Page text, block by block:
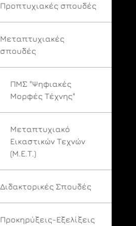
Προπτυχιακές σπουδές
Μεταπτυχιακές
σπουδές
ΠΜΣ "Ψηφιακές
Μορφές Τέχνης"
Μεταπτυχιακό
Εικαστικών Τεχνών
(Μ.Ε.Τ.)
Διδακτορικές Σπουδές
Προκηρύξεις-Εξελίξεις